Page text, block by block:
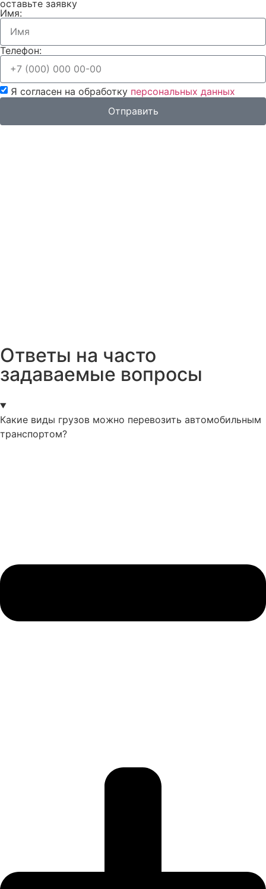
оставьте заявку
Имя:
Телефон:
Я согласен на обработку персональных данных
Отправить
Ответы на часто
задаваемые вопросы
Какие виды грузов можно перевозить автомобильным
транспортом?